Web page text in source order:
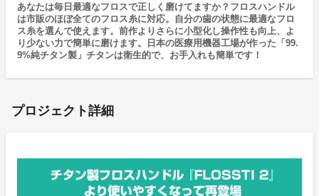
あなたは毎日最適なフロスで正しく磨けてますか？フロスハンドル
は市販のほぼ全てのフロス糸に対応。自分の歯の状態に最適なフロ
ス糸を選んで使えます。前作よりさらに小型化し操作性も向上、よ
り少ない力で簡単に磨けます。日本の医療用機器工場が作った「99.
9%純チタン製」チタンは衛生的で、お手入れも簡単です！
プロジェクト詳細